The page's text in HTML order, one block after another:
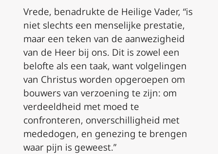
Vrede, benadrukte de Heilige Vader, “is
niet slechts een menselijke prestatie,
maar een teken van de aanwezigheid
van de Heer bij ons. Dit is zowel een
belofte als een taak, want volgelingen
van Christus worden opgeroepen om
bouwers van verzoening te zijn: om
verdeeldheid met moed te
confronteren, onverschilligheid met
mededogen, en genezing te brengen
waar pijn is geweest.”